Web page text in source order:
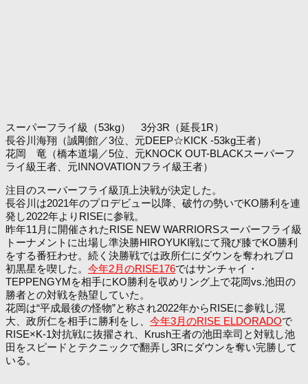
スーパーフライ級（53kg） 3分3R（延長1R）
長谷川海翔（誠剛館／3位、元DEEP☆KICK -53kg王者）
花岡 竜（橋本道場／5位、元KNOCK OUT-BLACKスーパーフ
ライ級王者、元INNOVATIONフライ級王者）
注目のスーパーフライ級頂上決戦が決定した。
長谷川は2021年のプロデビュー以降、破竹の勢いでKO勝利を連
発し2022年よりRISEに参戦。
昨年11月に開催されたRISE NEW WARRIORSスーパーフライ級
トーナメントに出場し準決勝HIROYUKI戦にて飛び膝でKO勝利
をする番狂わせ。続く決勝戦では政所仁にダウンを奪われプロ
初黒星を喫した。 今年2月のRISE176ではサンチャイ・
TEPPENGYMを相手にKO勝利を収めリング上で花岡vs.池田の
勝者との対戦を熱望していた。
花岡は“平成最後の怪物”と称され2022年からRISEに参戦し滉
大、政所仁を相手に勝利をし、 今年3月のRISE ELDORADOで
RISE×K-1対抗戦に抜擢され、Krush王者の池田幸司と対戦し池
田をスピードとテクニックで翻弄し3Rにダウンを奪い完勝して
いる。